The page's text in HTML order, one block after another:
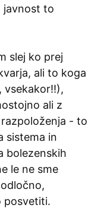
javnost to
slej ko prej
ali to koga
vsekakor!!),
ali z
- to
sistema in
bolezenskih
le ne sme
posvetiti.